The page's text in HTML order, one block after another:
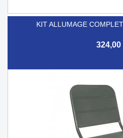
KIT ALLUMAGE
324,00